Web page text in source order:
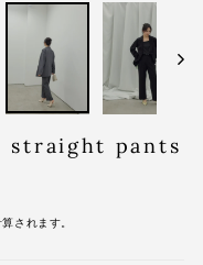
straight pants
されます。